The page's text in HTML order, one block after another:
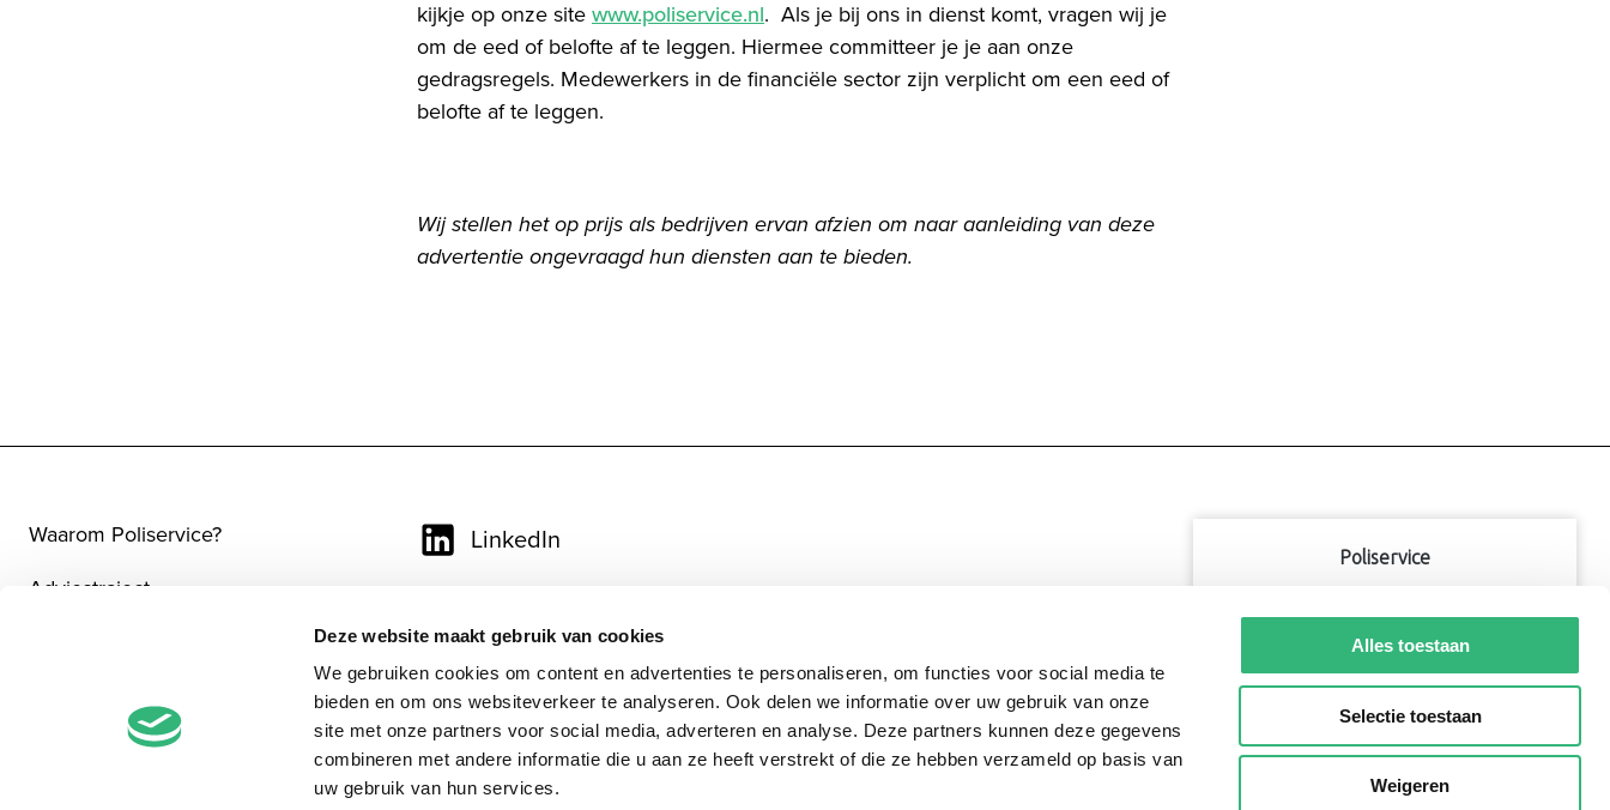
Deze website maakt gebruik van cookies
We gebruiken cookies om content en advertenties te personaliseren, om functies voor social media te
bieden en om ons websiteverkeer te analyseren. Ook delen we informatie over uw gebruik van onze
site met onze partners voor social media, adverteren en analyse. Deze partners kunnen deze gegevens
combineren met andere informatie die u aan ze heeft verstrekt of die ze hebben verzameld op basis van
uw gebruik van hun services.
Alles toestaan
Selectie toestaan
Weigeren
kijkje op onze site www.poliservice.nl. Als je bij ons in dienst komt, vragen wij je
om de eed of belofte af te leggen. Hiermee committeer je je aan onze
gedragsregels. Medewerkers in de financiële sector zijn verplicht om een eed of
belofte af te leggen.
Wij stellen het op prijs als bedrijven ervan afzien om naar aanleiding van deze
advertentie ongevraagd hun diensten aan te bieden.
Waarom Poliservice?
Adviestraject
LinkedIn
Facebook
Poliservice
1057beoordelingen